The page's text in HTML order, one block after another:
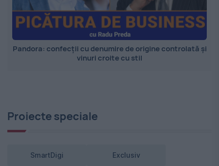
Pandora: confecții cu denumire de origine controlată și
vinuri croite cu stil
Proiecte speciale
SmartDigi Exclusiv